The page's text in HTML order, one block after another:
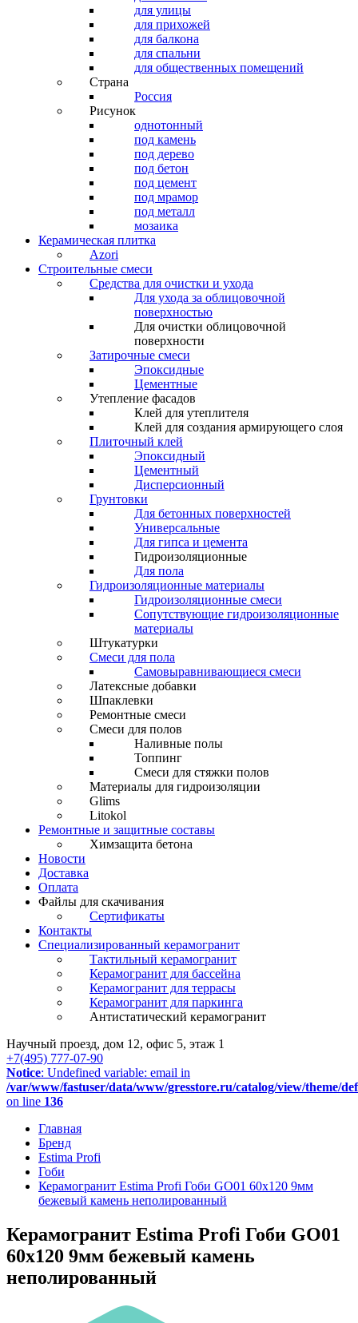
для улицы
для прихожей
для балкона
для спальни
для общественных помещений
Страна
Россия
Рисунок
однотонный
под камень
под дерево
под бетон
под цемент
под мрамор
под металл
мозаика
Керамическая плитка
Azori
Строительные смеси
Средства для очистки и ухода
Для ухода за облицовочной
поверхностью
Для очистки облицовочной
поверхности
Затирочные смеси
Эпоксидные
Цементные
Утепление фасадов
Клей для утеплителя
Клей для создания армирующего слоя
Плиточный клей
Эпоксидный
Цементный
Дисперсионный
Грунтовки
Для бетонных поверхностей
Универсальные
Для гипса и цемента
Гидроизоляционные
Для пола
Гидроизоляционные материалы
Гидроизоляционные смеси
Сопутствующие гидроизоляционные
материалы
Штукатурки
Смеси для пола
Самовыравнивающиеся смеси
Латексные добавки
Шпаклевки
Ремонтные смеси
Смеси для полов
Наливные полы
Топпинг
Смеси для стяжки полов
Материалы для гидроизоляции
Glims
Litokol
Ремонтные и защитные составы
Химзащита бетона
Новости
Доставка
Оплата
Файлы для скачивания
Сертификаты
Контакты
Специализированный керамогранит
Тактильный керамогранит
Керамогранит для бассейна
Керамогранит для террасы
Керамогранит для паркинга
Антистатический керамогранит
Научный проезд, дом 12, офис 5, этаж 1
+7(495) 777-07-90
Notice: Undefined variable: email in
/var/www/fastuser/data/www/gresstore.ru/catalog/view/theme/
on line 136
Главная
Бренд
Estima Profi
Гоби
Керамогранит Estima Profi Гоби GO01 60x120 9мм
бежевый камень неполированный
Керамогранит Estima Profi Гоби GO01
60x120 9мм бежевый камень
неполированный